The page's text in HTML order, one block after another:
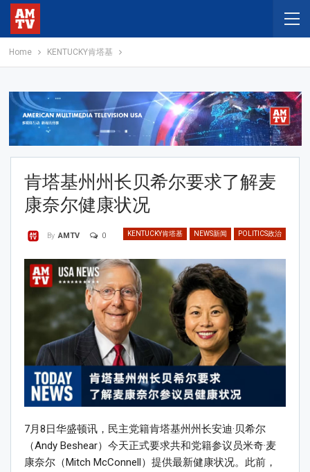
Home KENTUCKY肯塔基
肯塔基州州长贝希尔要求了解麦
康奈尔健康状况
KENTUCKY肯塔基 NEWS新闻 POLITICS政治
By AMTV 0
7月8日华盛顿讯，民主党籍肯塔基州州长安迪·贝希尔
（Andy Beshear）今天正式要求共和党籍参议员米奇·麦
康奈尔（Mitch McConnell）提供最新健康状况。此前，